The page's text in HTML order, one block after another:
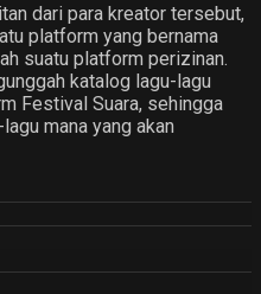
dari para kreator tersebut,
platform yang bernama
suatu platform perizinan.
katalog lagu-lagu
Festival Suara, sehingga
mana yang akan